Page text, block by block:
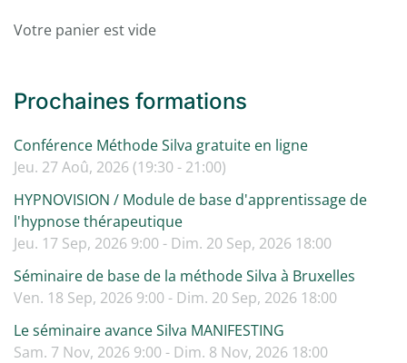
Votre panier est vide
Prochaines formations
Conférence Méthode Silva gratuite en ligne
Jeu. 27 Aoû, 2026 (19:30 - 21:00)
HYPNOVISION / Module de base d'apprentissage de
l'hypnose thérapeutique
Jeu. 17 Sep, 2026 9:00 - Dim. 20 Sep, 2026 18:00
Séminaire de base de la méthode Silva à Bruxelles
Ven. 18 Sep, 2026 9:00 - Dim. 20 Sep, 2026 18:00
Le séminaire avance Silva MANIFESTING
Sam. 7 Nov, 2026 9:00 - Dim. 8 Nov, 2026 18:00